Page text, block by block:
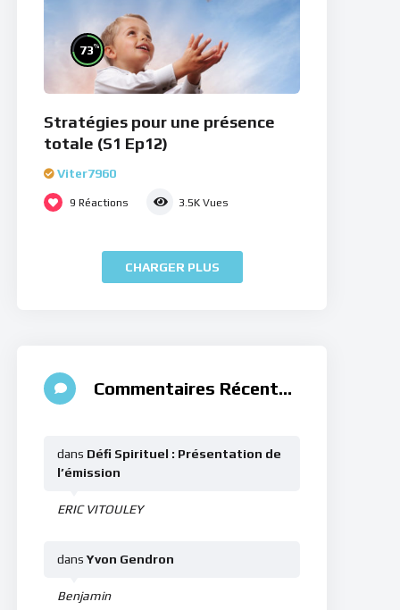
73%
Stratégies pour une présence
totale (S1 Ep12)
Viter7960
9 Réactions 3.5K Vues
CHARGER PLUS
Commentaires Récents
ERIC VITOULEY
dans Défi Spirituel : Présentation de
l’émission
Benjamin
dansYvon Gendron